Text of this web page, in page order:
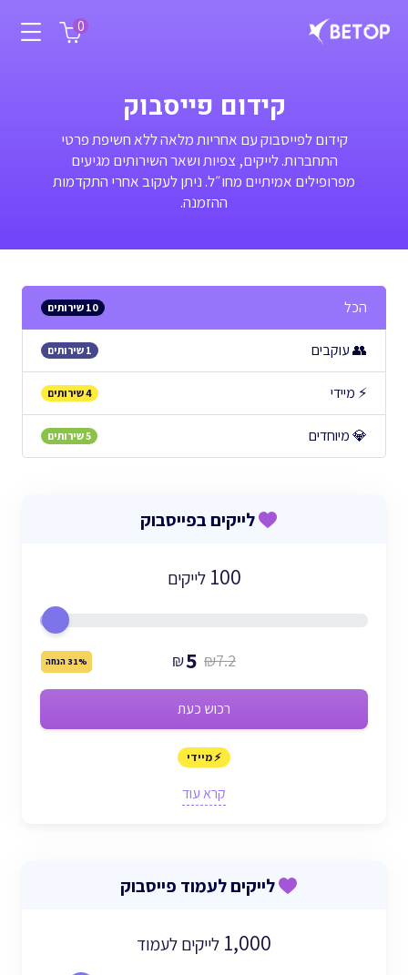
0
קידום פייסבוק
קידום לפייסבוק עם אחריות מלאה ללא חשיפת פרטי
התחברות. לייקים, צפיות ושאר השירותים מגיעים
מפרופילים אמיתיים מחו״ל. ניתן לעקוב אחרי התקדמות
ההזמנה.
הכל 10 שירותים
👥 עוקבים 1 שירותים
⚡ מיידי 4 שירותים
💎 מיוחדים 5 שירותים
לייקים בפייסבוק
100 לייקים
₪5 ₪7.2 31% הנחה
רכוש כעת
⚡ מיידי
קרא עוד
לייקים לעמוד פייסבוק
1,000 לייקים לעמוד